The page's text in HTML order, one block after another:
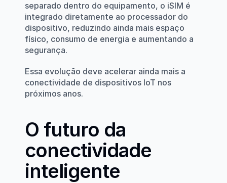
separado dentro do equipamento, o iSIM é
integrado diretamente ao processador do
dispositivo, reduzindo ainda mais espaço
físico, consumo de energia e aumentando a
segurança.
Essa evolução deve acelerar ainda mais a
conectividade de dispositivos IoT nos
próximos anos.
O futuro da
conectividade
inteligente